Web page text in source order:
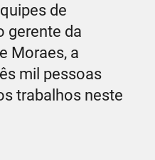
de
gerente da
Moraes, a
mil pessoas
trabalhos neste